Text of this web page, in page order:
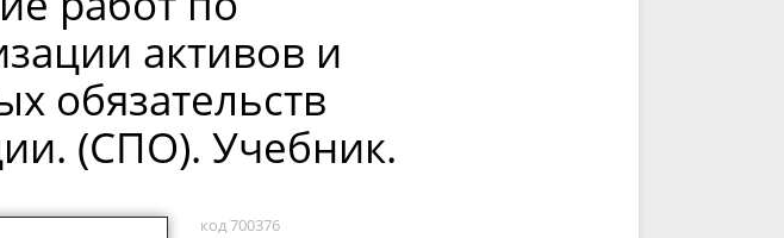
активов и
обязательств
(СПО). Учебник.
код 700376